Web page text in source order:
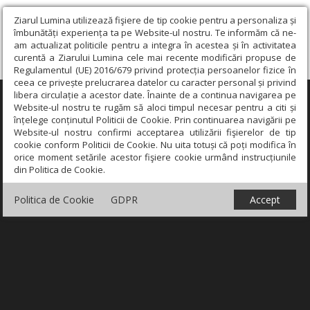
Ziarul Lumina utilizează fişiere de tip cookie pentru a personaliza și
îmbunătăți experiența ta pe Website-ul nostru. Te informăm că ne-
am actualizat politicile pentru a integra în acestea și în activitatea
curentă a Ziarului Lumina cele mai recente modificări propuse de
Regulamentul (UE) 2016/679 privind protecția persoanelor fizice în
ceea ce privește prelucrarea datelor cu caracter personal și privind
libera circulație a acestor date. Înainte de a continua navigarea pe
Website-ul nostru te rugăm să aloci timpul necesar pentru a citi și
înțelege conținutul Politicii de Cookie. Prin continuarea navigării pe
Website-ul nostru confirmi acceptarea utilizării fişierelor de tip
cookie conform Politicii de Cookie. Nu uita totuși că poți modifica în
orice moment setările acestor fişiere cookie urmând instrucțiunile
din Politica de Cookie.
Politica de Cookie GDPR Accept
×